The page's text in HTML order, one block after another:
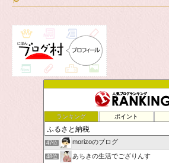
ランキング ポイント
47位 morizoのブログ
48位 あちきの生活でござりんす